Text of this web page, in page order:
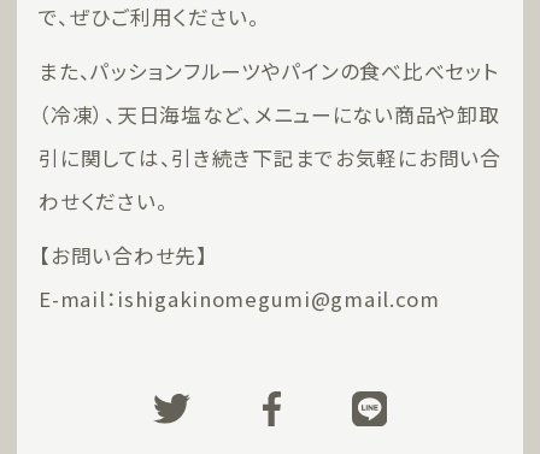
で、ぜひご利用ください。
また、パッションフルーツやパインの食べ比べセット
（冷凍）、天日海塩など、メニューにない商品や卸取
引に関しては、引き続き下記までお気軽にお問い合
わせください。
【お問い合わせ先】
E-mail：ishigakinomegumi@gmail.com